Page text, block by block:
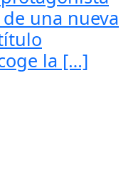
una nueva
la […]